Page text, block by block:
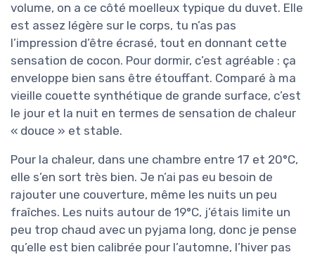
volume, on a ce côté moelleux typique du duvet. Elle
est assez légère sur le corps, tu n’as pas
l’impression d’être écrasé, tout en donnant cette
sensation de cocon. Pour dormir, c’est agréable : ça
enveloppe bien sans être étouffant. Comparé à ma
vieille couette synthétique de grande surface, c’est
le jour et la nuit en termes de sensation de chaleur
« douce » et stable.
Pour la chaleur, dans une chambre entre 17 et 20°C,
elle s’en sort très bien. Je n’ai pas eu besoin de
rajouter une couverture, même les nuits un peu
fraîches. Les nuits autour de 19°C, j’étais limite un
peu trop chaud avec un pyjama long, donc je pense
qu’elle est bien calibrée pour l’automne, l’hiver pas